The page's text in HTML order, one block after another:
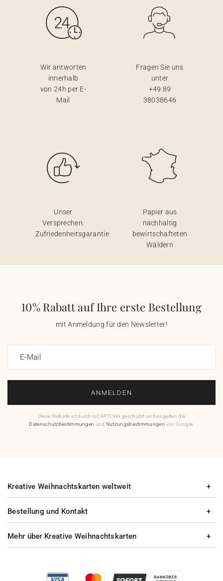
Wir antworten
innerhalb
von 24h per E-
Mail
Fragen Sie uns
unter
+49 89
38038646
Unser
Versprechen:
Zufriedenheitsgarantie
Papier aus
nachhaltig
bewirtschafteten
Wäldern
10% Rabatt auf Ihre erste Bestellung
mit Anmeldung für den Newsletter!
E-Mail
ANMELDEN
Diese Website ist durch reCAPTCHA geschützt und es gelten die
Datenschutzbestimmungen und Nutzungsbestimmungen von Google.
Bestellung und Kontakt
Mehr über Kreative Weihnachtskarten
Kreative Weihnachtskarten weltweit